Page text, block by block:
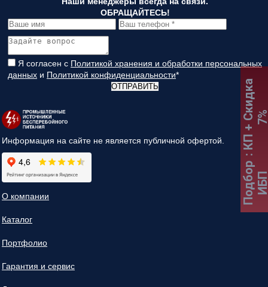
ОБРАЩАЙТЕСЬ!
Я согласен с Политикой хранения и обработки персональных
данных и Политикой конфиденциальности*
ОТПРАВИТЬ
Информация на сайте не является публичной офертой.
О компании
Каталог
Портфолио
Гарантия и сервис
Подбор
:
К
П
+
С
к
и
д
к
а
7